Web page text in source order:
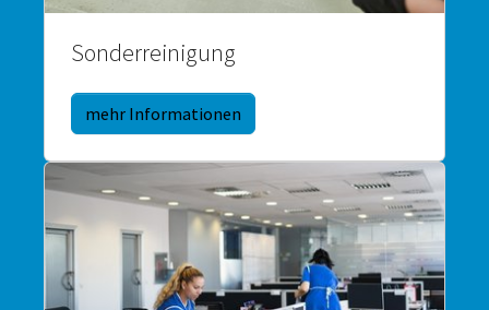
Sonderreinigung
mehr Informationen